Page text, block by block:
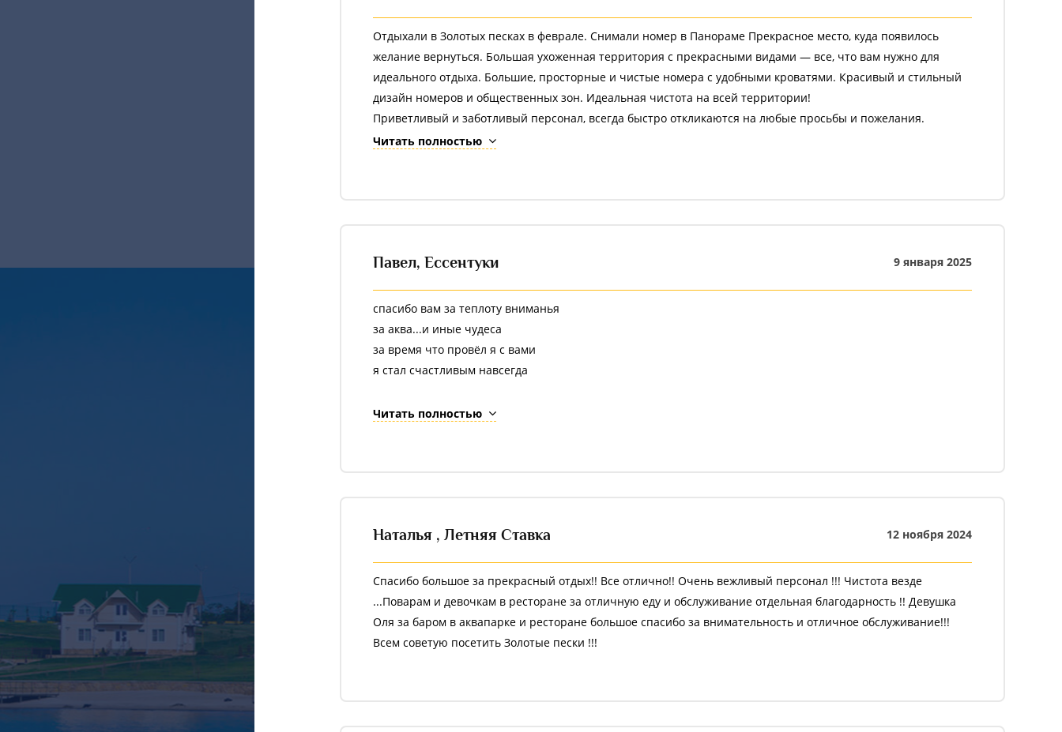
Отдыхали в Золотых песках в феврале. Снимали номер в Панораме Прекрасное место, куда появилось
желание вернуться. Большая ухоженная территория с прекрасными видами — все, что вам нужно для
идеального отдыха. Большие, просторные и чистые номера с удобными кроватями. Красивый и стильный
дизайн номеров и общественных зон. Идеальная чистота на всей территории!
Приветливый и заботливый персонал, всегда быстро откликаются на любые просьбы и пожелания.
Отдельное спасибо девочкам в ресторане. На территории зоодворик, очень ухоженные животные! Так же
Читать полностью
Павел, Ессентуки 9 января 2025
спасибо вам за теплоту вниманья
за аква...и иные чудеса
за время что провёл я с вами
я стал счастливым навсегда
спасибо за шикарные обеды
не кривя своей душой
персонал у вас такой
( держу палец вверх на обоих руках ))))))))
самое главное отношение к людям вашего персонала - так держать !!!!! молодцы
Читать полностью
Наталья , Летняя Ставка 12 ноября 2024
Спасибо большое за прекрасный отдых!! Все отлично!! Очень вежливый персонал !!! Чистота везде
...Поварам и девочкам в ресторане за отличную еду и обслуживание отдельная благодарность !! Девушка
Оля за баром в аквапарке и ресторане большое спасибо за внимательность и отличное обслуживание!!!
Всем советую посетить Золотые пески !!!